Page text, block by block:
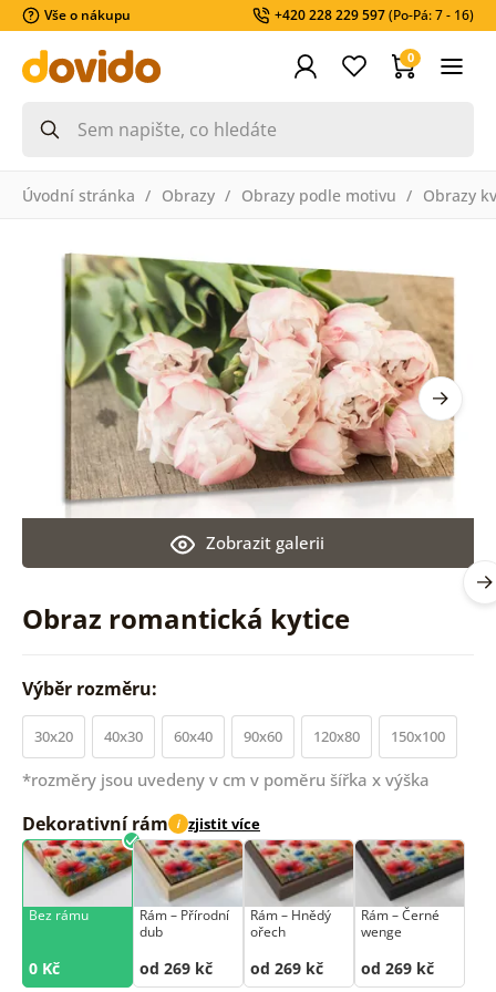
Vše o nákupu +420 228 229 597(Po-Pá: 7 - 16)
0
Úvodní stránka Obrazy Obrazy podle motivu Obrazy
Obraz romantická kytice
Zobrazit galerii
Výběr rozměru:
30x20 40x30 60x40 90x60 120x80 150x100
*rozměry jsou uvedeny v cm v poměru šířka x výška
Dekorativní rám i zjistit více
Bez rámu
0 Kč
Rám –⁠⁠⁠⁠⁠⁠ Přírodní
dub
od 269 kč
Rám –⁠⁠⁠⁠⁠⁠ Hnědý
ořech
od 269 kč
Rám –⁠⁠⁠⁠⁠⁠ Černé
wenge
od 269 kč